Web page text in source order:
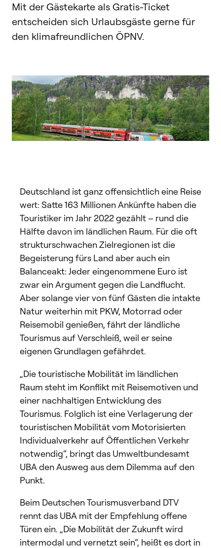
Mit der Gästekarte als Gratis-Ticket
entscheiden sich Urlaubsgäste gerne für
den klimafreundlichen ÖPNV.
Deutschland ist ganz offensichtlich eine Reise
wert: Satte 163 Millionen Ankünfte haben die
Touristiker im Jahr 2022 gezählt – rund die
Hälfte davon im ländlichen Raum. Für die oft
strukturschwachen Zielregionen ist die
Begeisterung fürs Land aber auch ein
Balanceakt: Jeder eingenommene Euro ist
zwar ein Argument gegen die Landflucht.
Aber solange vier von fünf Gästen die intakte
Natur weiterhin mit PKW, Motorrad oder
Reisemobil genießen, fährt der ländliche
Tourismus auf Verschleiß, weil er seine
eigenen Grundlagen gefährdet.
„Die touristische Mobilität im ländlichen
Raum steht im Konflikt mit Reisemotiven und
einer nachhaltigen Entwicklung des
Tourismus. Folglich ist eine Verlagerung der
touristischen Mobilität vom Motorisierten
Individualverkehr auf Öffentlichen Verkehr
notwendig“, bringt das Umweltbundesamt
UBA den Ausweg aus dem Dilemma auf den
Punkt.
Beim Deutschen Tourismusverband DTV
rennt das UBA mit der Empfehlung offene
Türen ein. „Die Mobilität der Zukunft wird
intermodal und vernetzt sein“, heißt es dort in